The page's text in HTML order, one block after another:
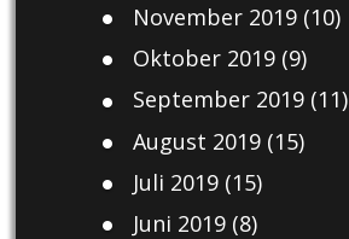
November 2019(10)
Oktober 2019(9)
September 2019(11)
August 2019(15)
Juli 2019(15)
Juni 2019(8)